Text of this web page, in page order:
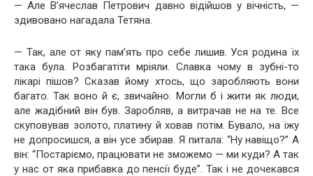
— Але В’ячеслав Петрович давно відійшов у вічність, —
здивовано нагадала Тетяна.
— Так, але от яку пам’ять про себе лишив. Уся родина їх
така була. Розбагатіти мріяли. Славка чому в зубні-то
лікарі пішов? Сказав йому хтось, що заробляють вони
багато. Так воно й є, звичайно. Могли б і жити як люди,
але жадібний він був. Заробляв, а витрачав не на те. Все
скуповував золото, платину й ховав потім. Бувало, на їжу
не допросишся, а він усе збирав. Я питала: “Ну навіщо?” А
він: “Постаріємо, працювати не зможемо — ми куди? А так
у нас от яка прибавка до пенсії буде”. Так і не дочекався